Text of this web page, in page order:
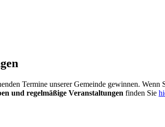
Termine unserer Gemeinde gewinnen.
und regelmäßige Veranstaltungen finden Sie